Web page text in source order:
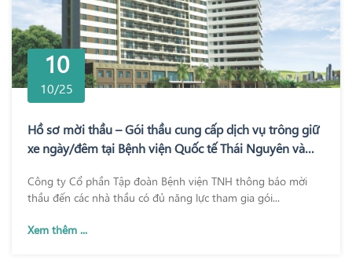
10
10/25
Hồ sơ mời thầu – Gói thầu cung cấp dịch vụ trông giữ
xe ngày/đêm tại Bệnh viện Quốc tế Thái Nguyên và
Công ty Cổ phần Tập đoàn Bệnh viện TNH thông báo mời
thầu đến các nhà thầu có đủ năng lực tham gia gói...
Xem thêm ...